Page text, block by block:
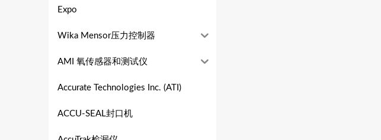
Expo
Wika Mensor压力控制器
AMI 氧传感器和测试仪
Accurate Technologies Inc. (ATI)
ACCU-SEAL封口机